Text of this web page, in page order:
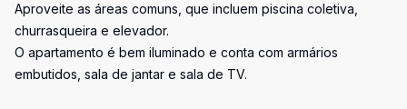
Aproveite as áreas comuns, que incluem piscina coletiva,
churrasqueira e elevador.
O apartamento é bem iluminado e conta com armários
embutidos, sala de jantar e sala de TV.